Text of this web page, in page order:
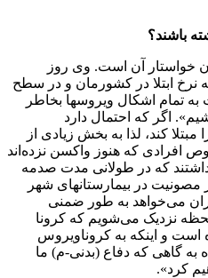
باشند؟
خواستار آن است. وی روز
به نرخ ابتلا در کشورمان و در سطح
تمام اشکال ویروسها بخاطر
اگر که احتمال دارد
کند، لذا به بخش زیادی از
افرادی که هنوز واکسن نزده‌اند
داشتند که در طولانی مدت صدمه
مصونیت در بیمارستانهای شهر
می‌خواهد به طور ضمنی
نزدیک می‌شویم که کرونا
است و اینکه به کروناویروس
به گاهی که دفاع (بدنی-م) ما
کرد».